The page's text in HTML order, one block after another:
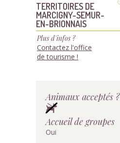
TERRITOIRES DE
MARCIGNY-SEMUR-
EN-BRIONNAIS
Plus d'infos ?
Contactez l'office
de tourisme !
Animaux acceptés ?
Accueil de groupes
Oui